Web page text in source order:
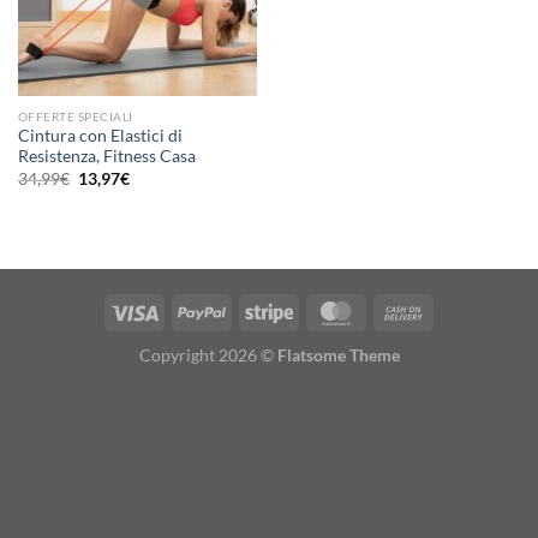
OFFERTE SPECIALI
Cintura con Elastici di
Resistenza, Fitness Casa
34,99€ Il
prezzo
13,97€Il
Copyright 2026 © Flatsome Theme